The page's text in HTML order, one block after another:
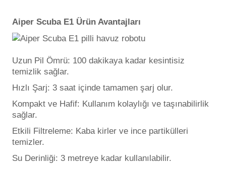
Aiper Scuba E1 Ürün Avantajları
Uzun Pil Ömrü: 100 dakikaya kadar kesintisiz
temizlik sağlar.
Hızlı Şarj: 3 saat içinde tamamen şarj olur.
Kompakt ve Hafif: Kullanım kolaylığı ve taşınabilirlik
sağlar.
Etkili Filtreleme: Kaba kirler ve ince partikülleri
temizler.
Su Derinliği: 3 metreye kadar kullanılabilir.